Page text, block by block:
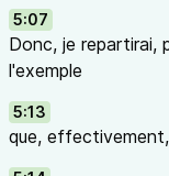
5:07
Donc, je repartirai,
l'exemple
5:13
que,